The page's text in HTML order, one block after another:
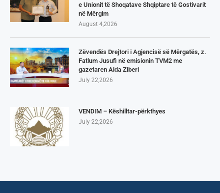
e Unionit të Shoqatave Shqiptare të Gostivarit
në Mërgim
August 4,2026
Zëvendës Drejtori i Agjencisë së Mërgatës, z.
Fatlum Jusufi në emisionin TVM2 me
gazetaren Aida Ziberi
July 22,2026
VENDIM – Këshilltar-përkthyes
July 22,2026